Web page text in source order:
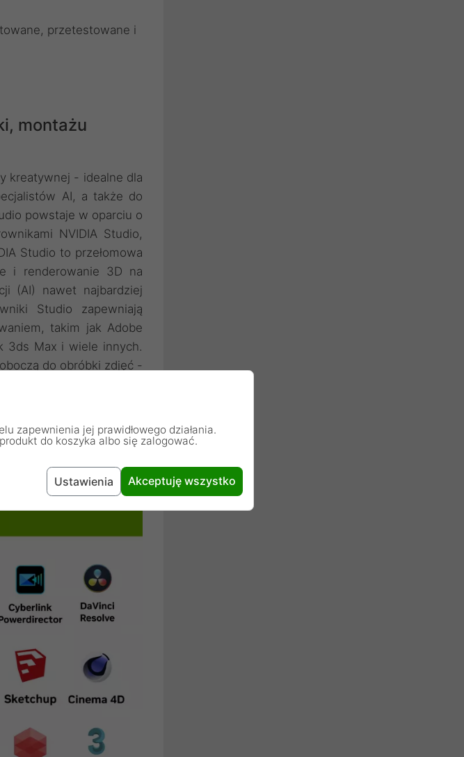
przetestowane i
montażu
kreatywnej - idealne dla
AI, a także do
powstaje w oparciu o
NVIDIA Studio,
Studio to przełomowa
i renderowanie 3D na
(AI) nawet najbardziej
Studio zapewniają
takim jak Adobe
3ds Max i wiele innych.
do obróbki zdjęć -
zapewnienia jej prawidłowego działania.
do koszyka albo się zalogować.
Ustawienia Akceptuję wszystko